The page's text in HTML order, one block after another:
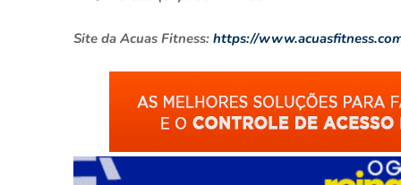
Site da Acuas Fitness: https://